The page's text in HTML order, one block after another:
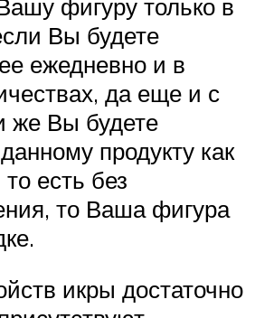
фигуру только в
Вы будете
ежедневно и в
да еще и с
же Вы будете
продукту как
есть без
то Ваша фигура
икры достаточно